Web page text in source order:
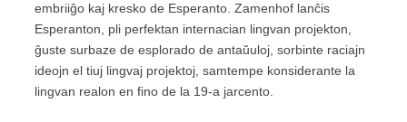
embriiĝo kaj kresko de Esperanto. Zamenhof lanĉis
Esperanton, pli perfektan internacian lingvan projekton,
ĝuste surbaze de esplorado de antaŭuloj, sorbinte raciajn
ideojn el tiuj lingvaj projektoj, samtempe konsiderante la
lingvan realon en fino de la 19-a jarcento.